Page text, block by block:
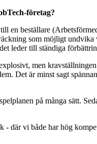
företag?
en beställare
som möjligt
leder till ständiga
men
Det är minst sagt
på många sätt.
där vi både har hög